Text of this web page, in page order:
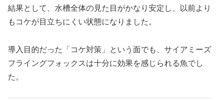
結果として、水槽全体の見た目がかなり安定し、以前より
もコケが目立ちにくい状態になりました。
導入目的だった「コケ対策」という面でも、サイアミーズ
フライングフォックスは十分に効果を感じられる魚でし
た。